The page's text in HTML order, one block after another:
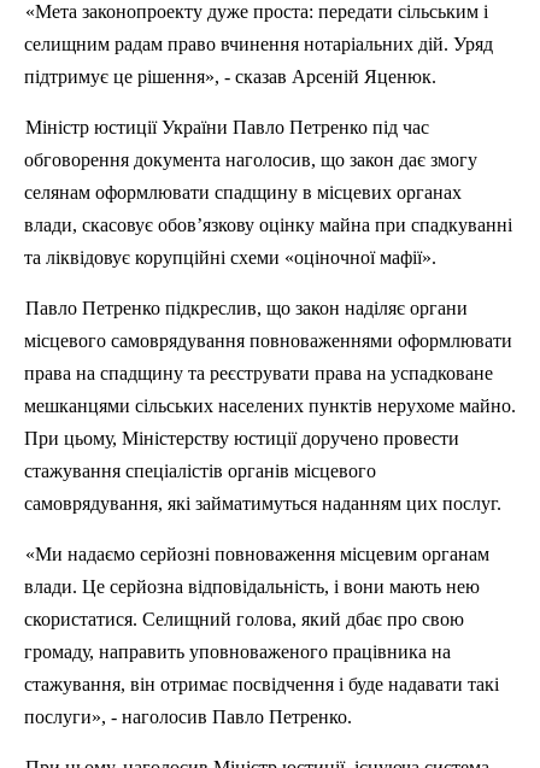
«Мета законопроекту дуже проста: передати сільським і
селищним радам право вчинення нотаріальних дій. Уряд
підтримує це рішення», - сказав Арсеній Яценюк.
Міністр юстиції України Павло Петренко під час
обговорення документа наголосив, що закон дає змогу
селянам оформлювати спадщину в місцевих органах
влади, скасовує обов’язкову оцінку майна при спадкуванні
та ліквідовує корупційні схеми «оціночної мафії».
Павло Петренко підкреслив, що закон наділяє органи
місцевого самоврядування повноваженнями оформлювати
права на спадщину та реєструвати права на успадковане
мешканцями сільських населених пунктів нерухоме майно.
При цьому, Міністерству юстиції доручено провести
стажування спеціалістів органів місцевого
самоврядування, які займатимуться наданням цих послуг.
«Ми надаємо серйозні повноваження місцевим органам
влади. Це серйозна відповідальність, і вони мають нею
скористатися. Селищний голова, який дбає про свою
громаду, направить уповноваженого працівника на
стажування, він отримає посвідчення і буде надавати такі
послуги», - наголосив Павло Петренко.